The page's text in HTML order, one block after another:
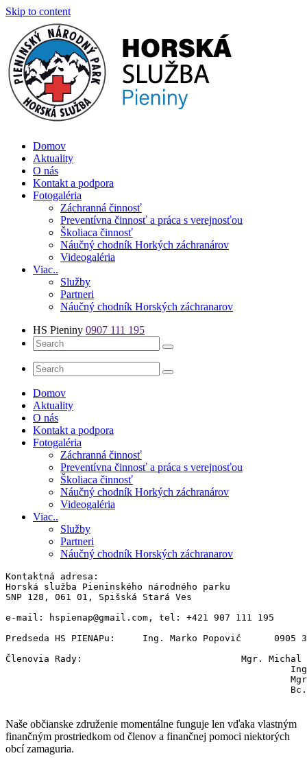
Skip to content
Číslo záchrannej služby: 0907 111 195
Domov
Aktuality
O nás
Kontakt a podpora
Fotogaléria
Záchranná činnosť
Preventívna činnosť a práca s verejnosťou
Školiaca činnosť
Náučný chodník Horkých záchranárov
Videogaléria
Viac..
Služby
Partneri
Náučný chodník Horských záchranarov
HS Pieniny 0907 111 195
Domov
Aktuality
O nás
Kontakt a podpora
Fotogaléria
Záchranná činnosť
Preventívna činnosť a práca s verejnosťou
Školiaca činnosť
Náučný chodník Horkých záchranárov
Videogaléria
Viac..
Služby
Partneri
Náučný chodník Horských záchranarov
Kontaktná adresa:
Horská služba Pieninského národného parku
SNP 128, 061 01, Spišská Stará Ves
e-mail: hspienap@gmail.com, tel: +421 907 111 195
Predseda HS PIENAPu:     Ing. Marko Popovič      0905
Členovia Rady:                             Mgr. Michal
Naše občianske združenie momentálne funguje len vďaka vlastným
finančným prostriedkom od členov a finančnej pomoci niektorých
obcí zamaguria.